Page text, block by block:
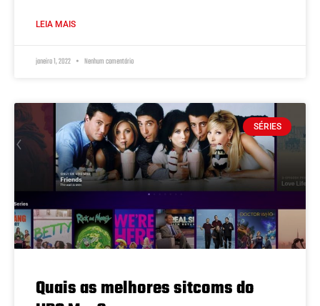
LEIA MAIS
janeiro 1, 2022 Nenhum comentário
SÉRIES
Quais as melhores sitcoms do